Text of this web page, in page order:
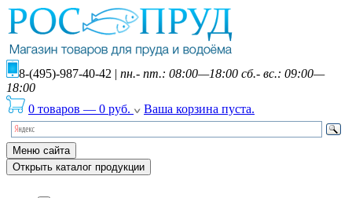
8-(495)-987-40-42 | пн.- пт.: 08:00—18:00 сб.- вс.: 09:00—
18:00
0 товаров — 0 руб. Ваша корзина пуста.
Меню сайта
Открыть каталог продукции